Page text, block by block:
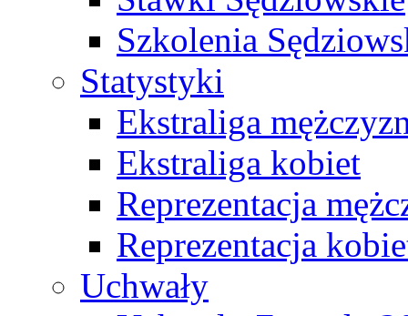
Szkolenia
Statystyki
Ekstraliga
Ekstraliga kobiet
Reprezentacja
Reprezentacja
Uchwały